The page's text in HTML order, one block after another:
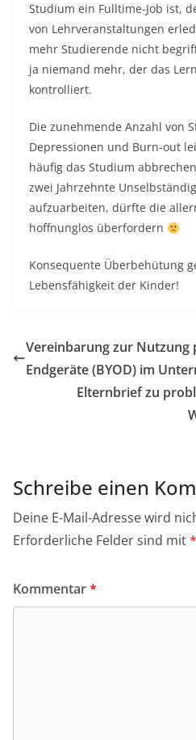
Studium ein Fulltime-Job ist,
von Lehrveranstaltungen
mehr Studierende nicht
ja niemand mehr, der das
kontrolliert.
Die zunehmende Anzahl von
Depressionen und Burn-out
häufig das Studium
zwei Jahrzehnte
aufzuarbeiten, dürfte die
hoffnunglos überfordern
Konsequente Überbehütung
Lebensfähigkeit der Kinder!
Vereinbarung zur
Endgeräte (BYOD) im
Elternbrief zu
Schreibe einen
Deine E-Mail-Adresse wird
Erforderliche Felder sind mit*
Kommentar*